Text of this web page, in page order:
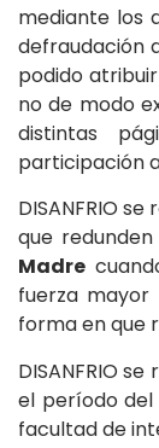
mediante los
defraudación
podido
no de modo
distintas
participación
DISANFRIO
que
Madre
fuerza
forma en que
DISANFRIO
el período
facultad de